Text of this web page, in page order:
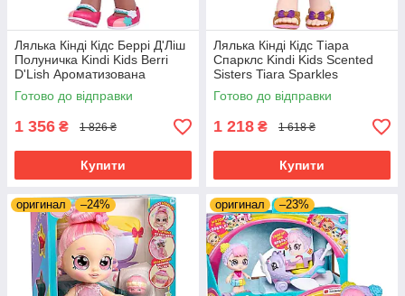
Лялька Кінді Кідс Беррі Д'Ліш
Полуничка Kindi Kids Berri
D'Lish Ароматизована
Готово до відправки
1 356 ₴ 1 826 ₴
Купити
Лялька Кінді Кідс Тіара
Спарклс Kindi Kids Scented
Sisters Tiara Sparkles
Готово до відправки
1 218 ₴ 1 618 ₴
Купити
оригинал –24% оригинал –23%